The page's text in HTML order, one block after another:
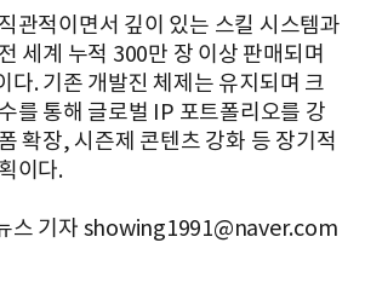
관적이면서 깊이 있는 스킬 시스템과
세계 누적 300만 장 이상 판매되며
다. 기존 개발진 체제는 유지되며 크
를 통해 글로벌 IP 포트폴리오를 강
확장, 시즌제 콘텐츠 강화 등 장기적
이다.
스 기자 showing1991@naver.com